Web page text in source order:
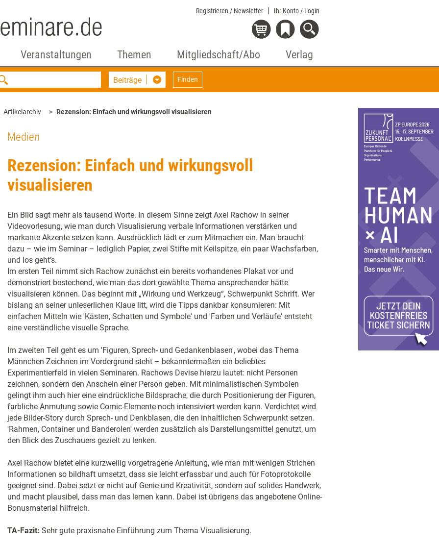
Registrieren / Newsletter Ihr Konto / Login
Veranstaltungen Themen Mitgliedschaft/Abo Verlag
Beiträge Finden
Artikelarchiv Rezension: Einfach und wirkungsvoll visualisieren
Medien
Rezension: Einfach und wirkungsvoll
visualisieren
Ein Bild sagt mehr als tausend Worte. In diesem Sinne zeigt Axel Rachow in seiner
Videovorlesung, wie man durch Visualisierung verbale Informationen verstärken und
markante Akzente setzen kann. Ausdrücklich lädt er zum Mitmachen ein. Man braucht
dazu – wie im Seminar – lediglich Papier, zwei Stifte mit Keilspitze, ein paar Wachsfarben,
und los geht’s.
Im ersten Teil nimmt sich Rachow zunächst ein bereits vorhandenes Plakat vor und
demonstriert bestechend, wie man das dort gewählte Thema ansprechender hätte
visualisieren können. Das beginnt mit „Wirkung und Werkzeug“, Schwerpunkt Schrift. Wer
bislang an seiner unleserlichen Klaue litt, wird die Tipps dankbar konsumieren: Mit
einfachen Mitteln wie 'Kästen, Schatten und Symbole' und 'Farben und Verläufe' entsteht
eine verständliche visuelle Sprache.
Im zweiten Teil geht es um 'Figuren, Sprech- und Gedankenblasen', wobei das Thema
Männchen-Zeichnen im Vordergrund steht – bekanntermaßen ein beliebtes
Experimentierfeld in vielen Seminaren. Rachows Devise hierzu lautet: nicht Personen
zeichnen, sondern den Anschein einer Person geben. Mit minimalistischen Symbolen
gelingt ihm auch hier eine eindrückliche Bildsprache, die durch Positionierung der Figuren,
farbliche Anmutung sowie Comic-Elemente noch intensiviert werden kann. Verdichtet wird
jede Bilder-Story durch Sprech- und Denkblasen, die den inhaltlichen Schwerpunkt setzen.
'Rahmen, Container und Banderolen' werden zusätzlich als Darstellungsmittel genutzt, um
den Blick des Zuschauers gezielt zu lenken.
Axel Rachow bietet eine kurzweilig vorgetragene Anleitung, wie man mit wenigen Strichen
Informationen so bildhaft umsetzt, dass sie leicht erfassbar und auch für Fotoprotokolle
geeignet sind. Dabei setzt er nicht auf Genie und Kreativität, sondern auf solides Handwerk,
und macht plausibel, dass man das lernen kann. Dabei ist übrigens das angebotene Online-
Bonusmaterial hilfreich.
TA-Fazit: Sehr gute praxisnahe Einführung zum Thema Visualisierung.